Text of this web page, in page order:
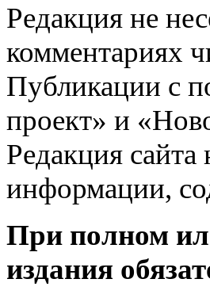
Редакция не
комментариях
Публикации с
проект» и
Редакция сайта
информации,
При полном
издания